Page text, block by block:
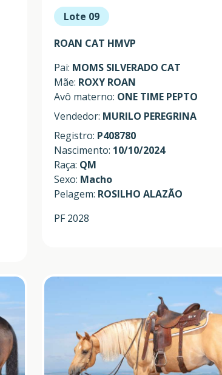
Lote 09
ROAN CAT HMVP
Pai: MOMS SILVERADO CAT
Mãe: ROXY ROAN
Avô materno: ONE TIME PEPTO
Vendedor: MURILO PEREGRINA
Registro: P408780
Nascimento: 10/10/2024
Raça: QM
Sexo: Macho
Pelagem: ROSILHO ALAZÃO
PF 2028